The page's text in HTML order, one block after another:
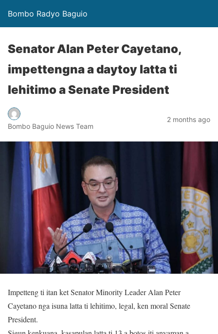
Bombo Radyo Baguio
Senator Alan Peter Cayetano,
impettengna a daytoy latta ti
lehitimo a Senate President
Bombo Baguio News Team
2 months ago
Impetteng ti itan ket Senator Minority Leader Alan Peter
Cayetano nga isuna latta ti lehitimo, legal, ken moral Senate
President.